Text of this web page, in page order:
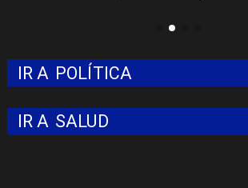
IR A POLÍTICA
IR A SALUD